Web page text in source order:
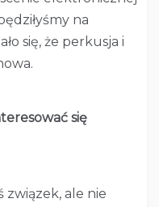
na
się, że perkusja i
się
związek, ale nie